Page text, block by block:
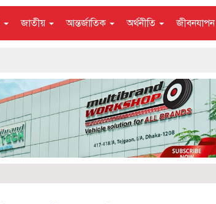
জাতীয় আন্তর্জাতিক অর্থনীতি জীবনযাপন